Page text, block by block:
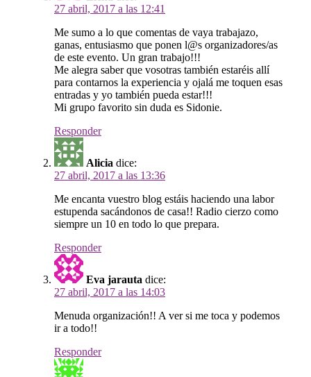
27 abril, 2017 a las 12:41
Me sumo a lo que comentas de vaya trabajazo,
ganas, entusiasmo que ponen l@s organizadores/as
de este evento. Un gran trabajo!!!
Me alegra saber que vosotras también estaréis allí
para contarnos la experiencia y ojalá me toquen esas
entradas y yo también pueda estar!!!
Mi grupo favorito sin duda es Sidonie.
Responder
Alicia dice:
27 abril, 2017 a las 13:36
Me encanta vuestro blog estáis haciendo una labor
estupenda sacándonos de casa!! Radio cierzo como
siempre un 10 en todo lo que prepara.
Responder
Eva jarauta dice:
27 abril, 2017 a las 14:03
Menuda organización!! A ver si me toca y podemos
ir a todo!!
Responder